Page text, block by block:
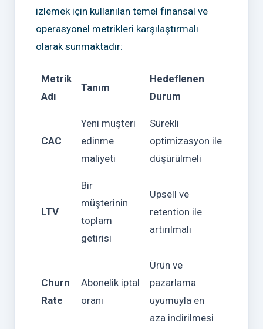
izlemek için kullanılan temel finansal ve
operasyonel metrikleri karşılaştırmalı
olarak sunmaktadır:
Metrik
Adı
Tanım
Hedeflenen
Durum
CAC
Yeni müşteri
edinme
maliyeti
Sürekli
optimizasyon ile
düşürülmeli
LTV
Bir
müşterinin
toplam
getirisi
Upsell ve
retention ile
artırılmalı
Churn
Rate
Abonelik iptal
oranı
Ürün ve
pazarlama
uyumuyla en
aza indirilmesi